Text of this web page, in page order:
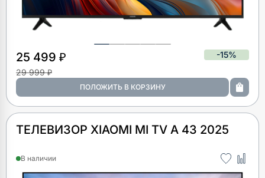
25 499 ₽
-15%
29 999 ₽
ТЕЛЕВИЗОР XIAOMI MI TV A 43 2025
В наличии